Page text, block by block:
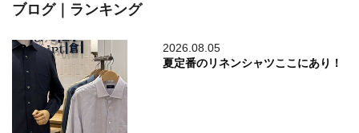
ブログ｜ランキング
2026.08.05
夏定番のリネンシャツここにあり！